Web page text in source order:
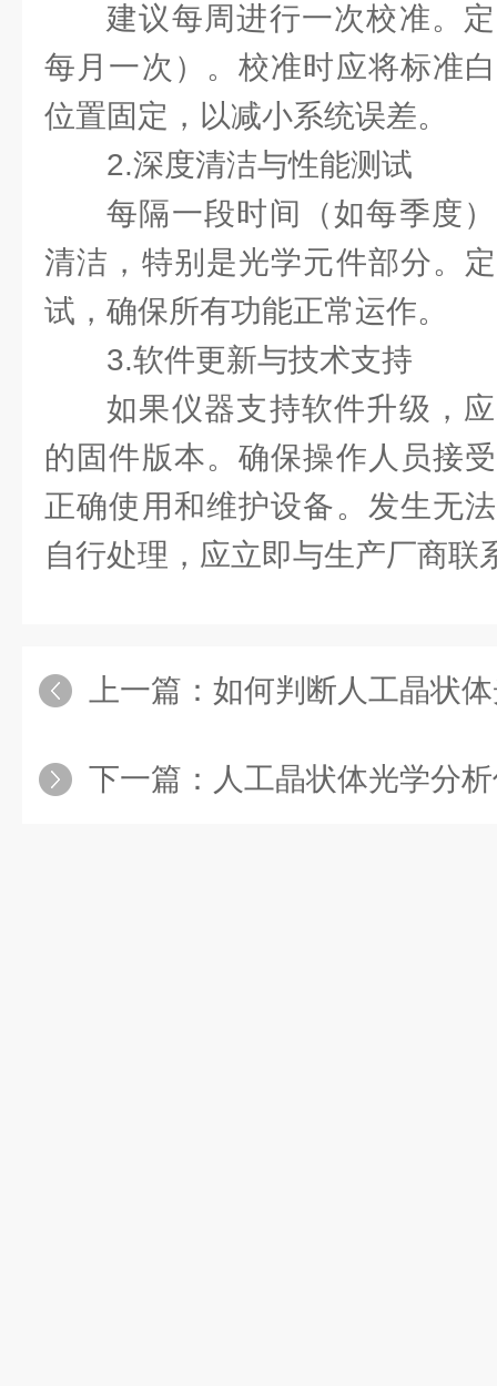
建议每周进行一次校准。
每月一次）。校准时应将标准
位置固定，以减小系统误差。
2.深度清洁与性能测试
每隔一段时间（如每季度
清洁，特别是光学元件部分。
试，确保所有功能正常运作。
3.软件更新与技术支持
如果仪器支持软件升级，
的固件版本。确保操作人员接
正确使用和维护设备。发生无
自行处理，应立即与生产厂商联
上一篇： 如何判断人工晶状体光学分
下一篇： 人工晶状体光学分